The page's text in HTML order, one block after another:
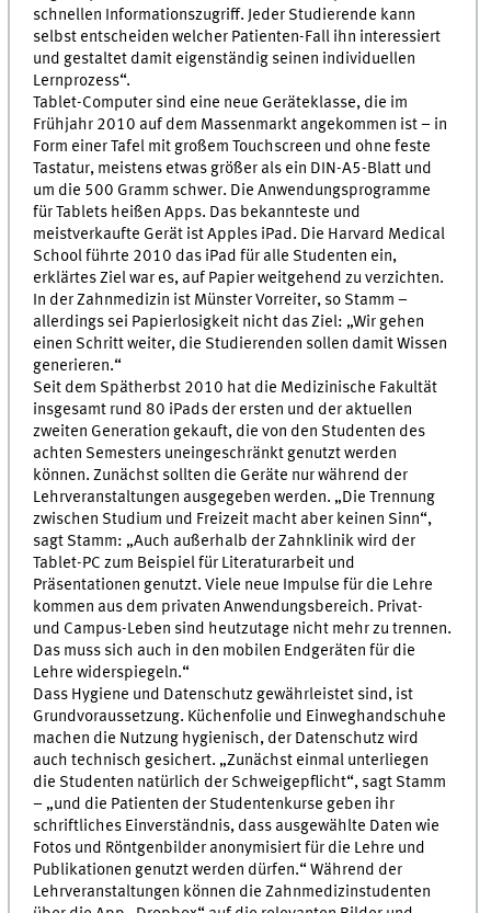
schnellen Informationszugriff. Jeder Studierende kann
selbst entscheiden welcher Patienten-Fall ihn interessiert
und gestaltet damit eigenständig seinen individuellen
Lernprozess“.
Tablet-Computer sind eine neue Geräteklasse, die im
Frühjahr 2010 auf dem Massenmarkt angekommen ist – in
Form einer Tafel mit großem Touchscreen und ohne feste
Tastatur, meistens etwas größer als ein DIN-A5-Blatt und
um die 500 Gramm schwer. Die Anwendungsprogramme
für Tablets heißen Apps. Das bekannteste und
meistverkaufte Gerät ist Apples iPad. Die Harvard Medical
School führte 2010 das iPad für alle Studenten ein,
erklärtes Ziel war es, auf Papier weitgehend zu verzichten.
In der Zahnmedizin ist Münster Vorreiter, so Stamm –
allerdings sei Papierlosigkeit nicht das Ziel: „Wir gehen
einen Schritt weiter, die Studierenden sollen damit Wissen
generieren.“
Seit dem Spätherbst 2010 hat die Medizinische Fakultät
insgesamt rund 80 iPads der ersten und der aktuellen
zweiten Generation gekauft, die von den Studenten des
achten Semesters uneingeschränkt genutzt werden
können. Zunächst sollten die Geräte nur während der
Lehrveranstaltungen ausgegeben werden. „Die Trennung
zwischen Studium und Freizeit macht aber keinen Sinn“,
sagt Stamm: „Auch außerhalb der Zahnklinik wird der
Tablet-PC zum Beispiel für Literaturarbeit und
Präsentationen genutzt. Viele neue Impulse für die Lehre
kommen aus dem privaten Anwendungsbereich. Privat-
und Campus-Leben sind heutzutage nicht mehr zu trennen.
Das muss sich auch in den mobilen Endgeräten für die
Lehre widerspiegeln.“
Dass Hygiene und Datenschutz gewährleistet sind, ist
Grundvoraussetzung. Küchenfolie und Einweghandschuhe
machen die Nutzung hygienisch, der Datenschutz wird
auch technisch gesichert. „Zunächst einmal unterliegen
die Studenten natürlich der Schweigepflicht“, sagt Stamm
– „und die Patienten der Studentenkurse geben ihr
schriftliches Einverständnis, dass ausgewählte Daten wie
Fotos und Röntgenbilder anonymisiert für die Lehre und
Publikationen genutzt werden dürfen.“ Während der
Lehrveranstaltungen können die Zahnmedizinstudenten